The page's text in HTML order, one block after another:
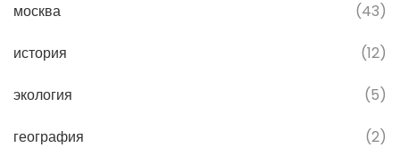
москва (43)
история (12)
экология (5)
география (2)